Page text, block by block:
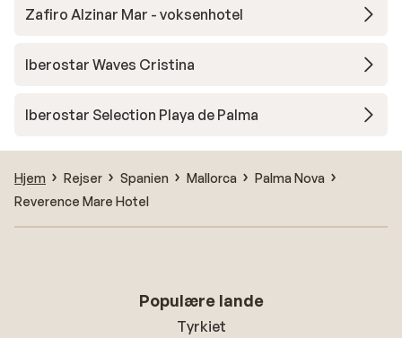
Zafiro Alzinar Mar - voksenhotel
Iberostar Waves Cristina
Iberostar Selection Playa de Palma
Hjem Rejser Spanien Mallorca
Palma Nova
Reverence Mare Hotel
Populære lande
Tyrkiet